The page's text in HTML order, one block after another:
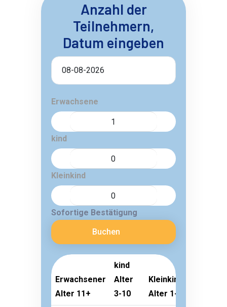
Anzahl der
Teilnehmern,
Datum eingeben
Erwachsene
kind
Kleinkind
Sofortige Bestätigung
Buchen
Erwachsener
Alter 11+
kind
Alter
3-10
Kleinkind
Alter 1-2